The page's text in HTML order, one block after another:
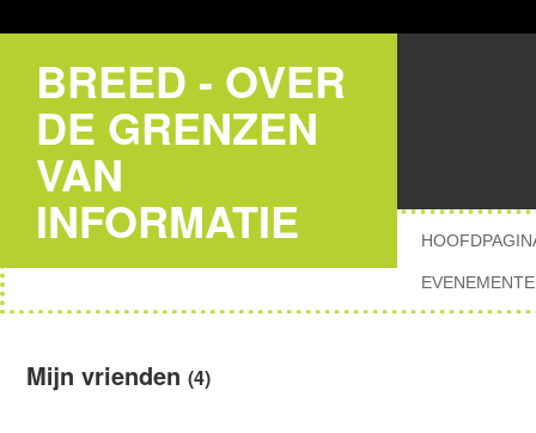
BREED - OVER
DE GRENZEN
VAN
INFORMATIE
Mijn vrienden (4)